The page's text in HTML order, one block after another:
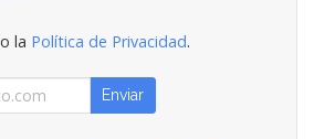
la Política de Privacidad.
Enviar